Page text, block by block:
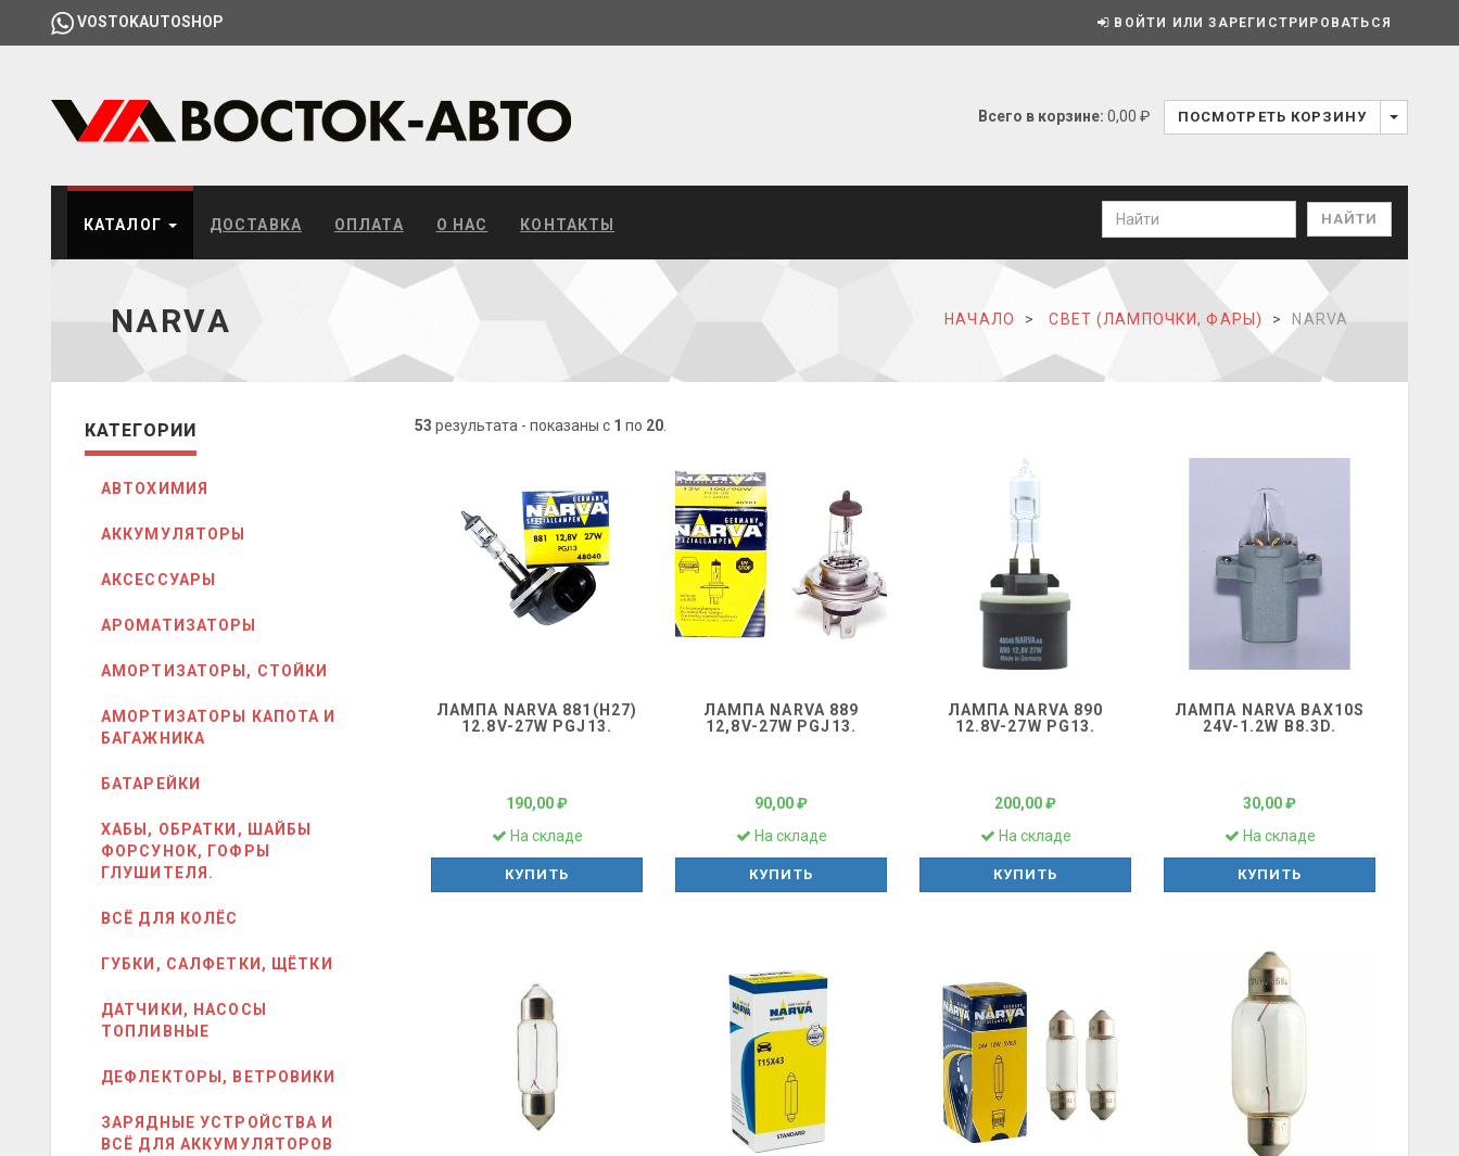
VOSTOKAUTOSHOP ВОЙТИ ИЛИ ЗАРЕГИСТРИРОВАТЬСЯ
Всего в корзине: 0,00 ₽ ПОСМОТРЕТЬ КОРЗИНУ
КАТАЛОГ ДОСТАВКА ОПЛАТА О НАС КОНТАКТЫ
NARVA НАЧАЛО СВЕТ (ЛАМПОЧКИ, ФАРЫ) NARVA
КАТЕГОРИИ
АВТОХИМИЯ
АККУМУЛЯТОРЫ
АКСЕССУАРЫ
АРОМАТИЗАТОРЫ
АМОРТИЗАТОРЫ, СТОЙКИ
АМОРТИЗАТОРЫ КАПОТА И
БАГАЖНИКА
БАТАРЕЙКИ
ХАБЫ, ОБРАТКИ, ШАЙБЫ
ФОРСУНОК, ГОФРЫ
ГЛУШИТЕЛЯ.
ВСЁ ДЛЯ КОЛЁС
ГУБКИ, САЛФЕТКИ, ЩЁТКИ
ДАТЧИКИ, НАСОСЫ
ТОПЛИВНЫЕ
ДЕФЛЕКТОРЫ, ВЕТРОВИКИ
ЗАРЯДНЫЕ УСТРОЙСТВА И
ВСЁ ДЛЯ АККУМУЛЯТОРОВ
53 результата - показаны с 1 по 20
ЛАМПА NARVA 881(H27)
12.8V-27W PGJ13.
190,00 ₽
На складе
КУПИТЬ
ЛАМПА NARVA 889
12,8V-27W PGJ13.
90,00 ₽
На складе
КУПИТЬ
ЛАМПА NARVA 890
12.8V-27W PG13.
200,00 ₽
На складе
КУПИТЬ
ЛАМПА NARVA BAX10S
24V-1.2W B8.3D.
30,00 ₽
На складе
КУПИТЬ